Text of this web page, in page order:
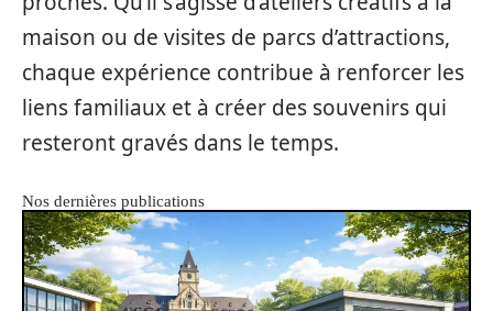
maison ou de visites de parcs d’attractions,
chaque expérience contribue à renforcer les
liens familiaux et à créer des souvenirs qui
resteront gravés dans le temps.
Nos dernières publications